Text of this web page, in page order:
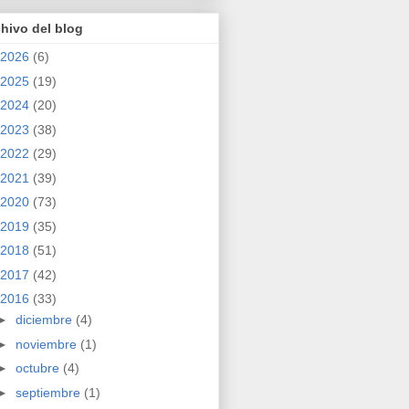
del blog
2026 (6)
2025 (19)
2024 (20)
2023 (38)
2022 (29)
2021 (39)
2020 (73)
2019 (35)
2018 (51)
2017 (42)
2016 (33)
diciembre (4)
noviembre (1)
octubre (4)
septiembre (1)